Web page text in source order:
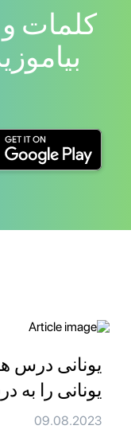
کلمات و
یونانی درس
یونانی را به
09.08.2023